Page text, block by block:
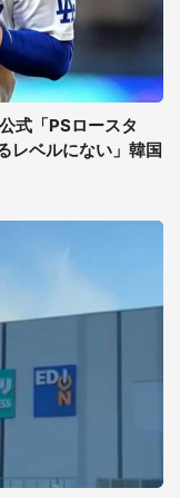
式「PSロースタ
レベルにない」韓国